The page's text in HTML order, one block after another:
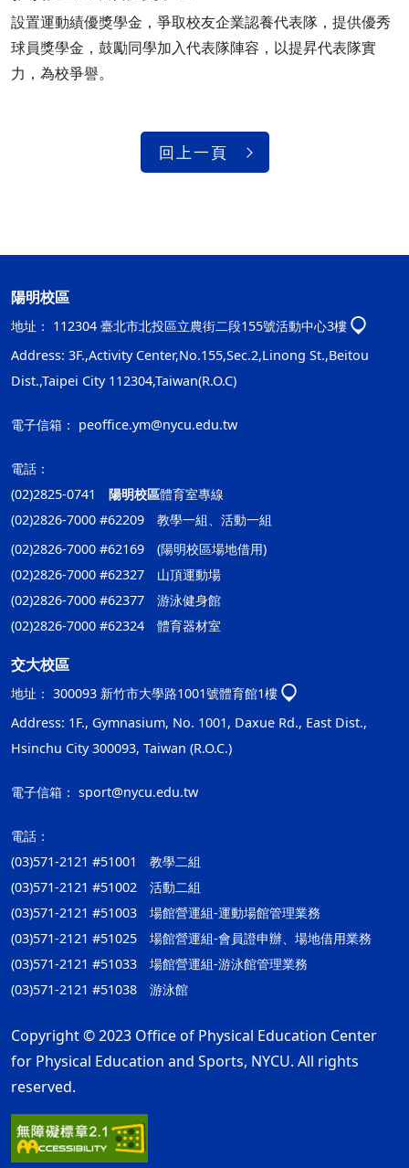
設置運動績優獎學金，爭取校友企業認養代表隊，提供優秀
球員獎學金，鼓勵同學加入代表隊陣容，以提昇代表隊實
力，為校爭譽。
回上一頁
陽明校區
地址： 112304 臺北市北投區立農街二段155號活動中心3樓
Address: 3F.,Activity Center,No.155,Sec.2,Linong St.,Beitou
Dist.,Taipei City 112304,Taiwan(R.O.C)
電子信箱： peoffice.ym@nycu.edu.tw
電話：
(02)2825-0741 陽明校區體育室專線
(02)2826-7000 #62209 教學一組、活動一組
(02)2826-7000 #62169 (陽明校區場地借用)
(02)2826-7000 #62327 山頂運動場
(02)2826-7000 #62377 游泳健身館
(02)2826-7000 #62324 體育器材室
交大校區
地址： 300093 新竹市大學路1001號體育館1樓
Address: 1F., Gymnasium, No. 1001, Daxue Rd., East Dist.,
Hsinchu City 300093, Taiwan (R.O.C.)
電子信箱： sport@nycu.edu.tw
電話：
(03)571-2121 #51001 教學二組
(03)571-2121 #51002 活動二組
(03)571-2121 #51003 場館營運組-運動場館管理業務
(03)571-2121 #51025 場館營運組-會員證申辦、場地借用業務
(03)571-2121 #51033 場館營運組-游泳館管理業務
(03)571-2121 #51038 游泳館
Copyright © 2023 Office of Physical Education Center
for Physical Education and Sports, NYCU. All rights
reserved.